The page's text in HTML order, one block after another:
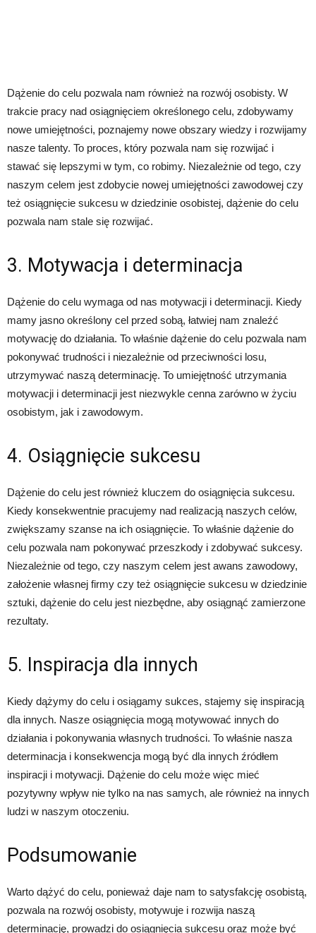
Dążenie do celu pozwala nam również na rozwój osobisty. W
trakcie pracy nad osiągnięciem określonego celu, zdobywamy
nowe umiejętności, poznajemy nowe obszary wiedzy i rozwijamy
nasze talenty. To proces, który pozwala nam się rozwijać i
stawać się lepszymi w tym, co robimy. Niezależnie od tego, czy
naszym celem jest zdobycie nowej umiejętności zawodowej czy
też osiągnięcie sukcesu w dziedzinie osobistej, dążenie do celu
pozwala nam stale się rozwijać.
3. Motywacja i determinacja
Dążenie do celu wymaga od nas motywacji i determinacji. Kiedy
mamy jasno określony cel przed sobą, łatwiej nam znaleźć
motywację do działania. To właśnie dążenie do celu pozwala nam
pokonywać trudności i niezależnie od przeciwności losu,
utrzymywać naszą determinację. To umiejętność utrzymania
motywacji i determinacji jest niezwykle cenna zarówno w życiu
osobistym, jak i zawodowym.
4. Osiągnięcie sukcesu
Dążenie do celu jest również kluczem do osiągnięcia sukcesu.
Kiedy konsekwentnie pracujemy nad realizacją naszych celów,
zwiększamy szanse na ich osiągnięcie. To właśnie dążenie do
celu pozwala nam pokonywać przeszkody i zdobywać sukcesy.
Niezależnie od tego, czy naszym celem jest awans zawodowy,
założenie własnej firmy czy też osiągnięcie sukcesu w dziedzinie
sztuki, dążenie do celu jest niezbędne, aby osiągnąć zamierzone
rezultaty.
5. Inspiracja dla innych
Kiedy dążymy do celu i osiągamy sukces, stajemy się inspiracją
dla innych. Nasze osiągnięcia mogą motywować innych do
działania i pokonywania własnych trudności. To właśnie nasza
determinacja i konsekwencja mogą być dla innych źródłem
inspiracji i motywacji. Dążenie do celu może więc mieć
pozytywny wpływ nie tylko na nas samych, ale również na innych
ludzi w naszym otoczeniu.
Podsumowanie
Warto dążyć do celu, ponieważ daje nam to satysfakcję osobistą,
pozwala na rozwój osobisty, motywuje i rozwija naszą
determinację, prowadzi do osiągnięcia sukcesu oraz może być